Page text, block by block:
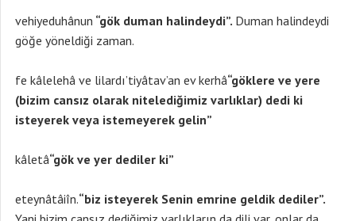
vehiyeduhânun “gök duman halindeydi”. Duman halindeydi
göğe yöneldiği zaman.
fe kâlelehâ ve lilardı’tiyâtav’an ev kerhâ“göklere ve yere
(bizim cansız olarak nitelediğimiz varlıklar) dedi ki
isteyerek veya istemeyerek gelin”
kâletâ“gök ve yer dediler ki”
eteynâtâiîn.“biz isteyerek Senin emrine geldik dediler”.